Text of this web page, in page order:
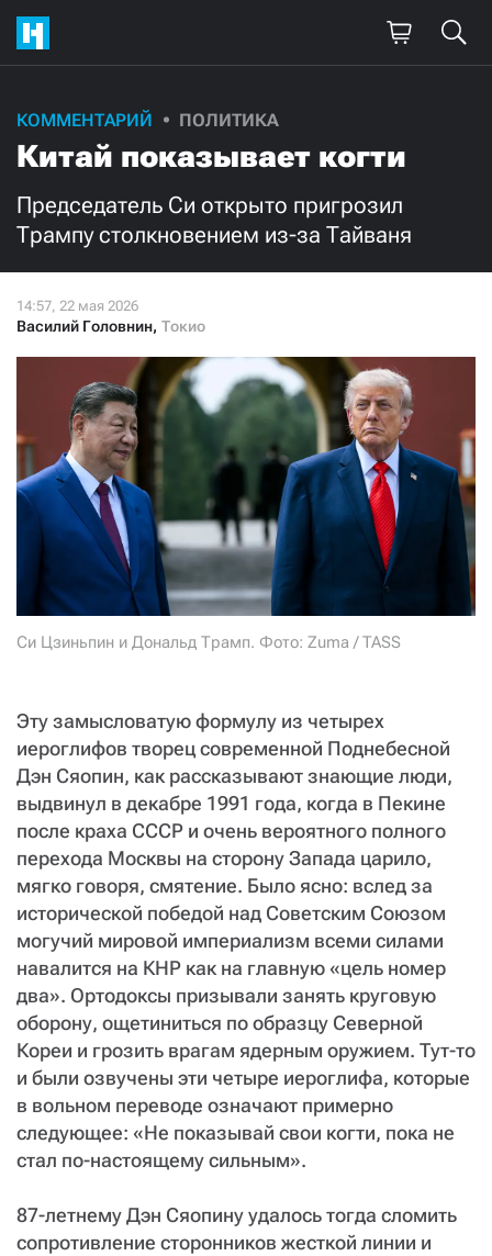
КОММЕНТАРИЙ ПОЛИТИКА
Китай показывает когти
Председатель Си открыто пригрозил
Трампу столкновением из-за Тайваня
Василий Головнин, Токио
Си Цзиньпин и Дональд Трамп. Фото: Zuma / TASS
Эту замысловатую формулу из четырех
иероглифов творец современной Поднебесной
Дэн Сяопин, как рассказывают знающие люди,
выдвинул в декабре 1991 года, когда в Пекине
после краха СССР и очень вероятного полного
перехода Москвы на сторону Запада царило,
мягко говоря, смятение. Было ясно: вслед за
исторической победой над Советским Союзом
могучий мировой империализм всеми силами
навалится на КНР как на главную «цель номер
два». Ортодоксы призывали занять круговую
оборону, ощетиниться по образцу Северной
Кореи и грозить врагам ядерным оружием. Тут-то
и были озвучены эти четыре иероглифа, которые
в вольном переводе означают примерно
следующее: «Не показывай свои когти, пока не
стал по-настоящему сильным».
87-летнему Дэн Сяопину удалось тогда сломить
сопротивление сторонников жесткой линии и
Поддержите
нашу работу!
Ежемесячно Разово
500
Нажимая кнопку «Стать соучастником»,
я принимаю условия и подтверждаю свое гражданство РФ
СТАТЬ СОУЧАСТНИКОМ
ПОДЕЛИТЬСЯ С ДРУЗЬЯМИ
Если у вас есть вопросы, пишите donate@novayagazeta.ru
+7 (929) 612-03-68